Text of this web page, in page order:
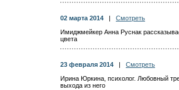
02 марта 2014
Смотреть
Имиджмейкер Анна Руснак
цвета
23 февраля 2014
Смотреть
Ирина Юркина, психолог. Любовный
выхода из него